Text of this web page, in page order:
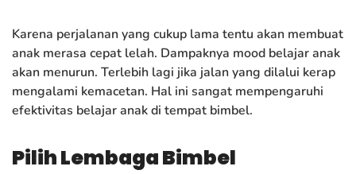
Karena perjalanan yang cukup lama tentu akan membuat
anak merasa cepat lelah. Dampaknya mood belajar anak
akan menurun. Terlebih lagi jika jalan yang dilalui kerap
mengalami kemacetan. Hal ini sangat mempengaruhi
efektivitas belajar anak di tempat bimbel.
Pilih Lembaga Bimbel